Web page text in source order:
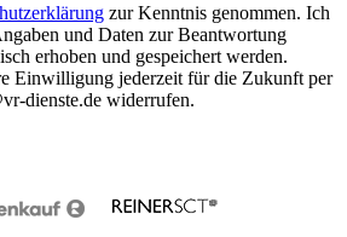
zur Kenntnis genommen. Ich
und Daten zur Beantwortung
erhoben und gespeichert werden.
Einwilligung jederzeit für die Zukunft per
dienste.de widerrufen.